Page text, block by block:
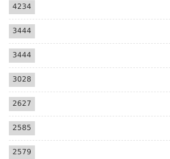
4234
3444
3444
3028
2627
2585
2579